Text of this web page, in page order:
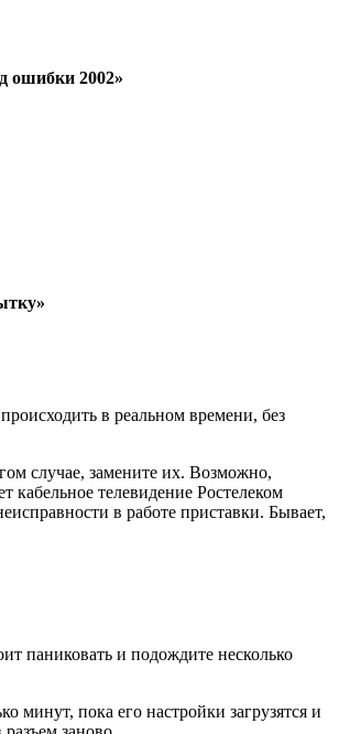
ошибки 2002»
в реальном времени, без
случае, замените их. Возможно,
кабельное телевидение Ростелеком
в работе приставки. Бывает,
паниковать и подождите несколько
минут, пока его настройки загрузятся и